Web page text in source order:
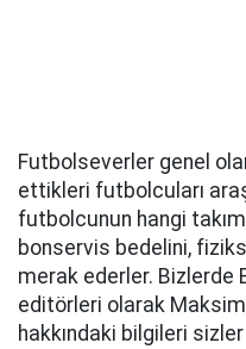
Futbolseverler genel
ettikleri futbolcuları
futbolcunun hangi
bonservis bedelini,
merak ederler. Bizlerde
editörleri olarak Maksim
hakkındaki bilgileri